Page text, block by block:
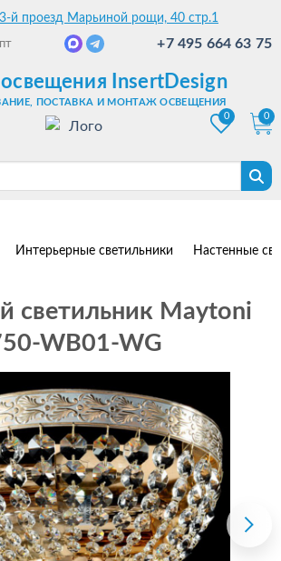
й проезд Марьиной рощи, 40 стр.1
+7 495 664 63 75
InsertDesign
ПОСТАВКА И МОНТАЖ ОСВЕЩЕНИЯ
0
0
Интерьерные светильники Настенные
светильник Maytoni
WB01-WG